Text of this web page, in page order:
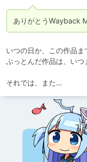
ありがとうWayback
いつの日か、この作品
ぶっとんだ作品は、い